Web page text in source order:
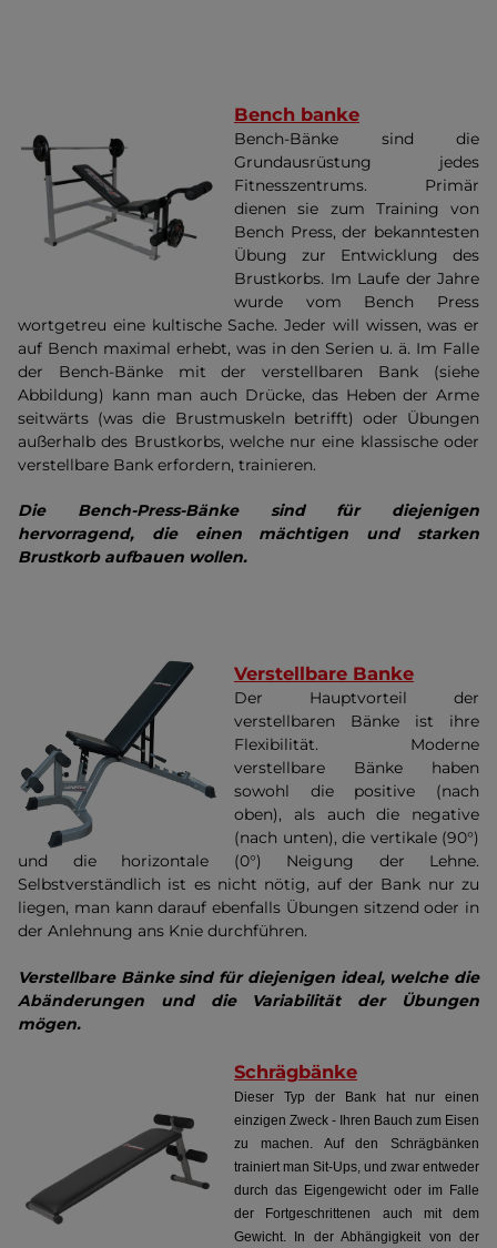
Bench banke
Bench-Bänke sind die
Grundausrüstung jedes
Fitnesszentrums. Primär
dienen sie zum Training von
Bench Press, der bekanntesten
Übung zur Entwicklung des
Brustkorbs. Im Laufe der Jahre
wurde vom Bench Press
wortgetreu eine kultische Sache. Jeder will wissen, was er
auf Bench maximal erhebt, was in den Serien u. ä. Im Falle
der Bench-Bänke mit der verstellbaren Bank (siehe
Abbildung) kann man auch Drücke, das Heben der Arme
seitwärts (was die Brustmuskeln betrifft) oder Übungen
außerhalb des Brustkorbs, welche nur eine klassische oder
verstellbare Bank erfordern, trainieren.
Die Bench-Press-Bänke sind für diejenigen
hervorragend, die einen mächtigen und starken
Brustkorb aufbauen wollen.
Verstellbare Banke
Der Hauptvorteil der
verstellbaren Bänke ist ihre
Flexibilität. Moderne
verstellbare Bänke haben
sowohl die positive (nach
oben), als auch die negative
(nach unten), die vertikale (90°)
und die horizontale (0°) Neigung der Lehne.
Selbstverständlich ist es nicht nötig, auf der Bank nur zu
liegen, man kann darauf ebenfalls Übungen sitzend oder in
der Anlehnung ans Knie durchführen.
Verstellbare Bänke sind für diejenigen ideal, welche die
Abänderungen und die Variabilität der Übungen
mögen.
Schrägbänke
Dieser Typ der Bank hat nur einen
einzigen Zweck - Ihren Bauch zum Eisen
zu machen. Auf den Schrägbänken
trainiert man Sit-Ups, und zwar entweder
durch das Eigengewicht oder im Falle
der Fortgeschrittenen auch mit dem
Gewicht. In der Abhängigkeit von der